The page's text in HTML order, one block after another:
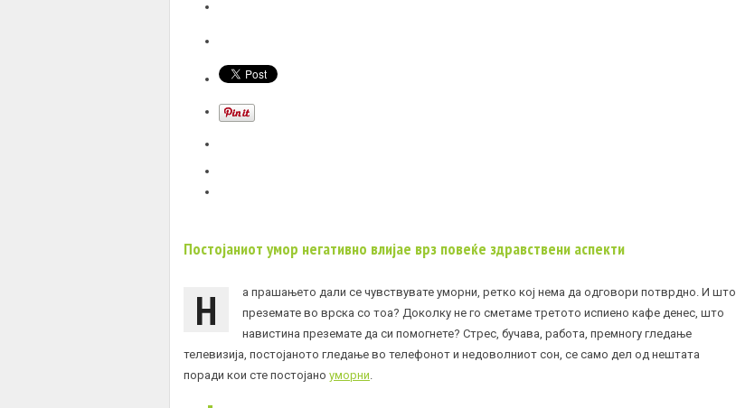
Постојаниот умор негативно влијае врз повеќе здравствени аспекти
Н
а прашањето дали се чувствувате уморни, ретко кој нема да одговори потврдно. И што
преземате во врска со тоа? Доколку не го сметаме третото испиено кафе денес, што
навистина преземате да си помогнете? Стрес, бучава, работа, премногу гледање
телевизија, постојаното гледање во телефонот и недоволниот сон, се само дел од нештата
поради кои сте постојано уморни